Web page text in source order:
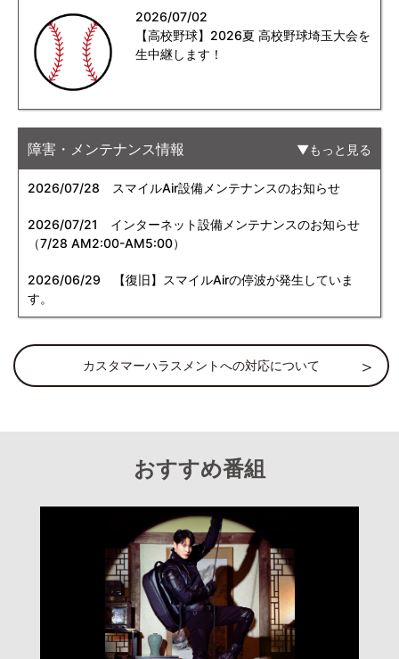
2026/07/02
【高校野球】2026夏 高校野球埼玉大会を
生中継します！
障害・メンテナンス情報 もっと見る
2026/07/28 スマイルAir設備メンテナンスのお知らせ
2026/07/21
インターネット設備メンテナンスのお知らせ
（7/28 AM2:00-AM5:00）
2026/06/29 【復旧】スマイルAirの停波が発生していま
す。
カスタマーハラスメントへの対応について
おすすめ番組